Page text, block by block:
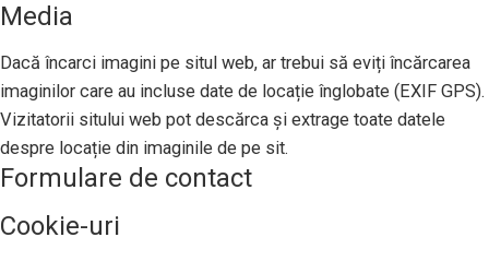
Media
Dacă încarci imagini pe situl web, ar trebui să eviți încărcarea
imaginilor care au incluse date de locație înglobate (EXIF GPS).
Vizitatorii sitului web pot descărca și extrage toate datele
despre locație din imaginile de pe sit.
Formulare de contact
Cookie-uri